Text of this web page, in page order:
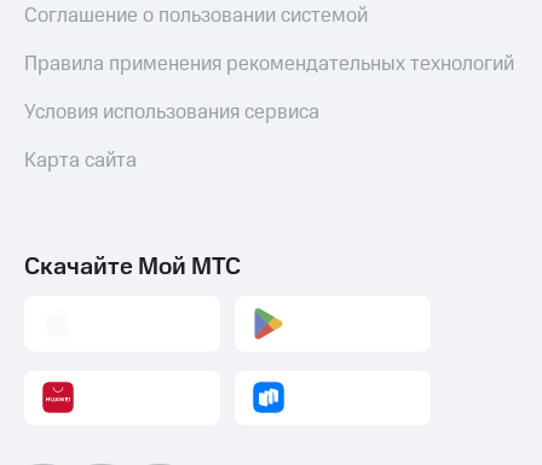
Соглашение о пользовании системой
Правила применения рекомендательных технологий
Условия использования сервиса
Карта сайта
Скачайте Мой МТС